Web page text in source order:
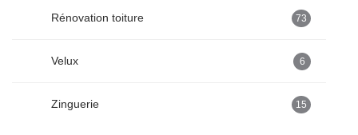
Rénovation toiture 73
Velux 6
Zinguerie 15